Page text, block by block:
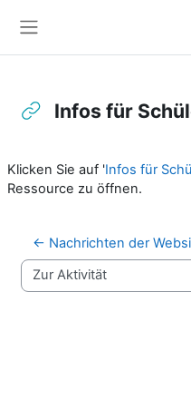
Infos für
Klicken Sie auf 'Infos für
Ressource zu öffnen.
← Nachrichten der
Zur Aktivität